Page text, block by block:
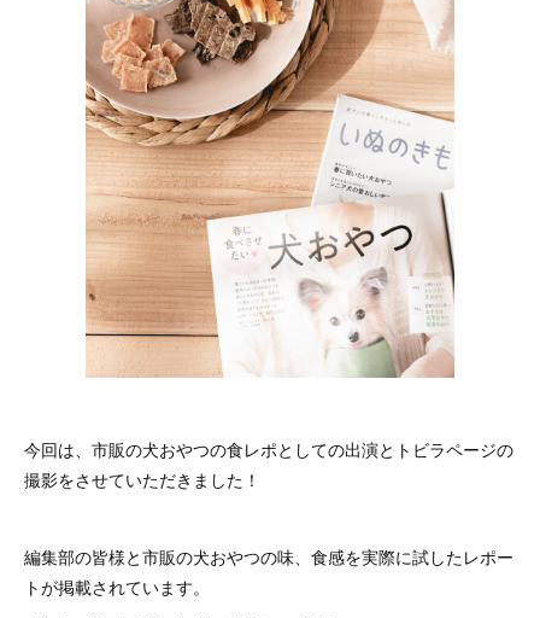
今回は、市販の犬おやつの食レポとしての出演とトビラページの
撮影をさせていただきました！
編集部の皆様と市販の犬おやつの味、食感を実際に試したレポー
トが掲載されています。